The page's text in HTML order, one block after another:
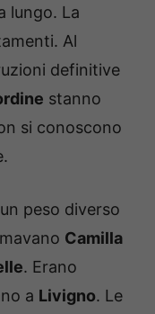
lungo. La
Al
definitive
stanno
si conoscono
peso diverso
Camilla
. Erano
a Livigno. Le